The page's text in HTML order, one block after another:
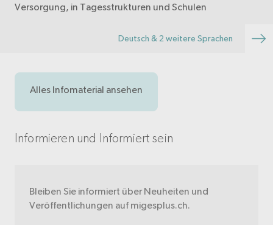
Versorgung, in Tagesstrukturen und Schulen
Deutsch & 2 weitere Sprachen
Alles Infomaterial ansehen
Informieren und Informiert sein
Bleiben Sie informiert über Neuheiten und
Veröffentlichungen auf migesplus.ch.